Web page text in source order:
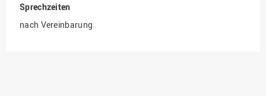
Gleichstellungsbüro
Hochschulleitung
Sprechzeiten
nach Vereinbarung